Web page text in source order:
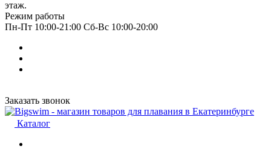
этаж.
Режим работы
Пн-Пт 10:00-21:00 Сб-Вс 10:00-20:00
Заказать звонок
Каталог